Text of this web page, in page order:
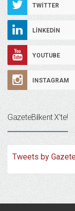
TWITTER
LINKEDIN
YOUTUBE
INSTAGRAM
GazeteBilkent X’te!
Tweets by